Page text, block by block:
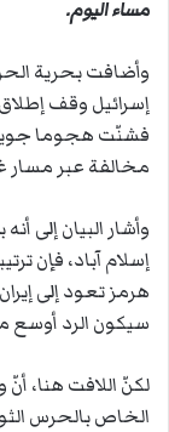
مساء اليوم.
وأضافت بحرية
إسرائيل وقف إطلاق
فشنّت هجوما جويا
مخالفة عبر
وأشار البيان إلى
إسلام آباد، فإن
هرمز تعود إلى
سيكون الرد أوسع
لكنّ اللافت هنا، أنّ
الخاص بالحرس